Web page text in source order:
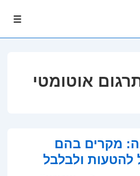
אוטומטי
מקרים בהם
להטעות ולבלבל